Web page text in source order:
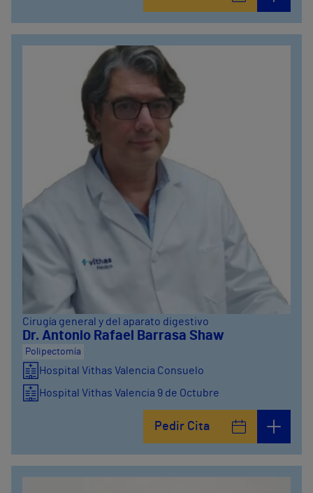
Cirugía general y del aparato digestivo
Dr. Antonio Rafael Barrasa Shaw
Polipectomía
Hospital Vithas Valencia Consuelo
Hospital Vithas Valencia 9 de Octubre
Pedir Cita